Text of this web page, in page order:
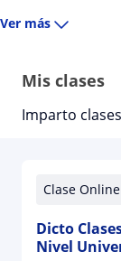
Ver más
Mis clases
Imparto clases
Clase Online
Dicto
Nivel